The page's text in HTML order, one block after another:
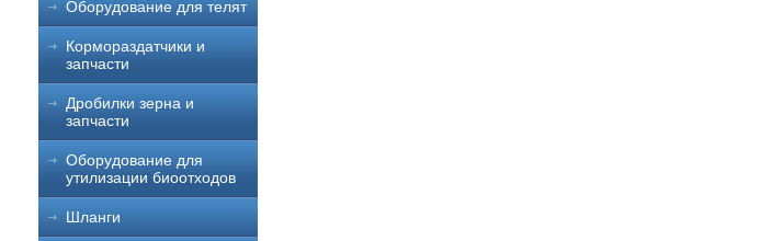
Оборудование для телят
Кормораздатчики и
запчасти
Дробилки зерна и
запчасти
Оборудование для
утилизации биоотходов
Шланги